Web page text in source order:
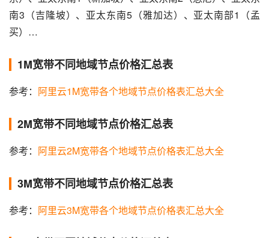
南3（吉隆坡）、亚太东南5（雅加达）、亚太南部1（孟
买）…
1M宽带不同地域节点价格汇总表
参考： 阿里云1M宽带各个地域节点价格表汇总大全
2M宽带不同地域节点价格汇总表
参考： 阿里云2M宽带各个地域节点价格表汇总大全
3M宽带不同地域节点价格汇总表
参考： 阿里云3M宽带各个地域节点价格表汇总大全